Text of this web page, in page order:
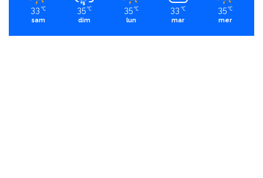
33 ℃
sam
35 ℃
dim
35 ℃
lun
33 ℃
mar
35 ℃
mer